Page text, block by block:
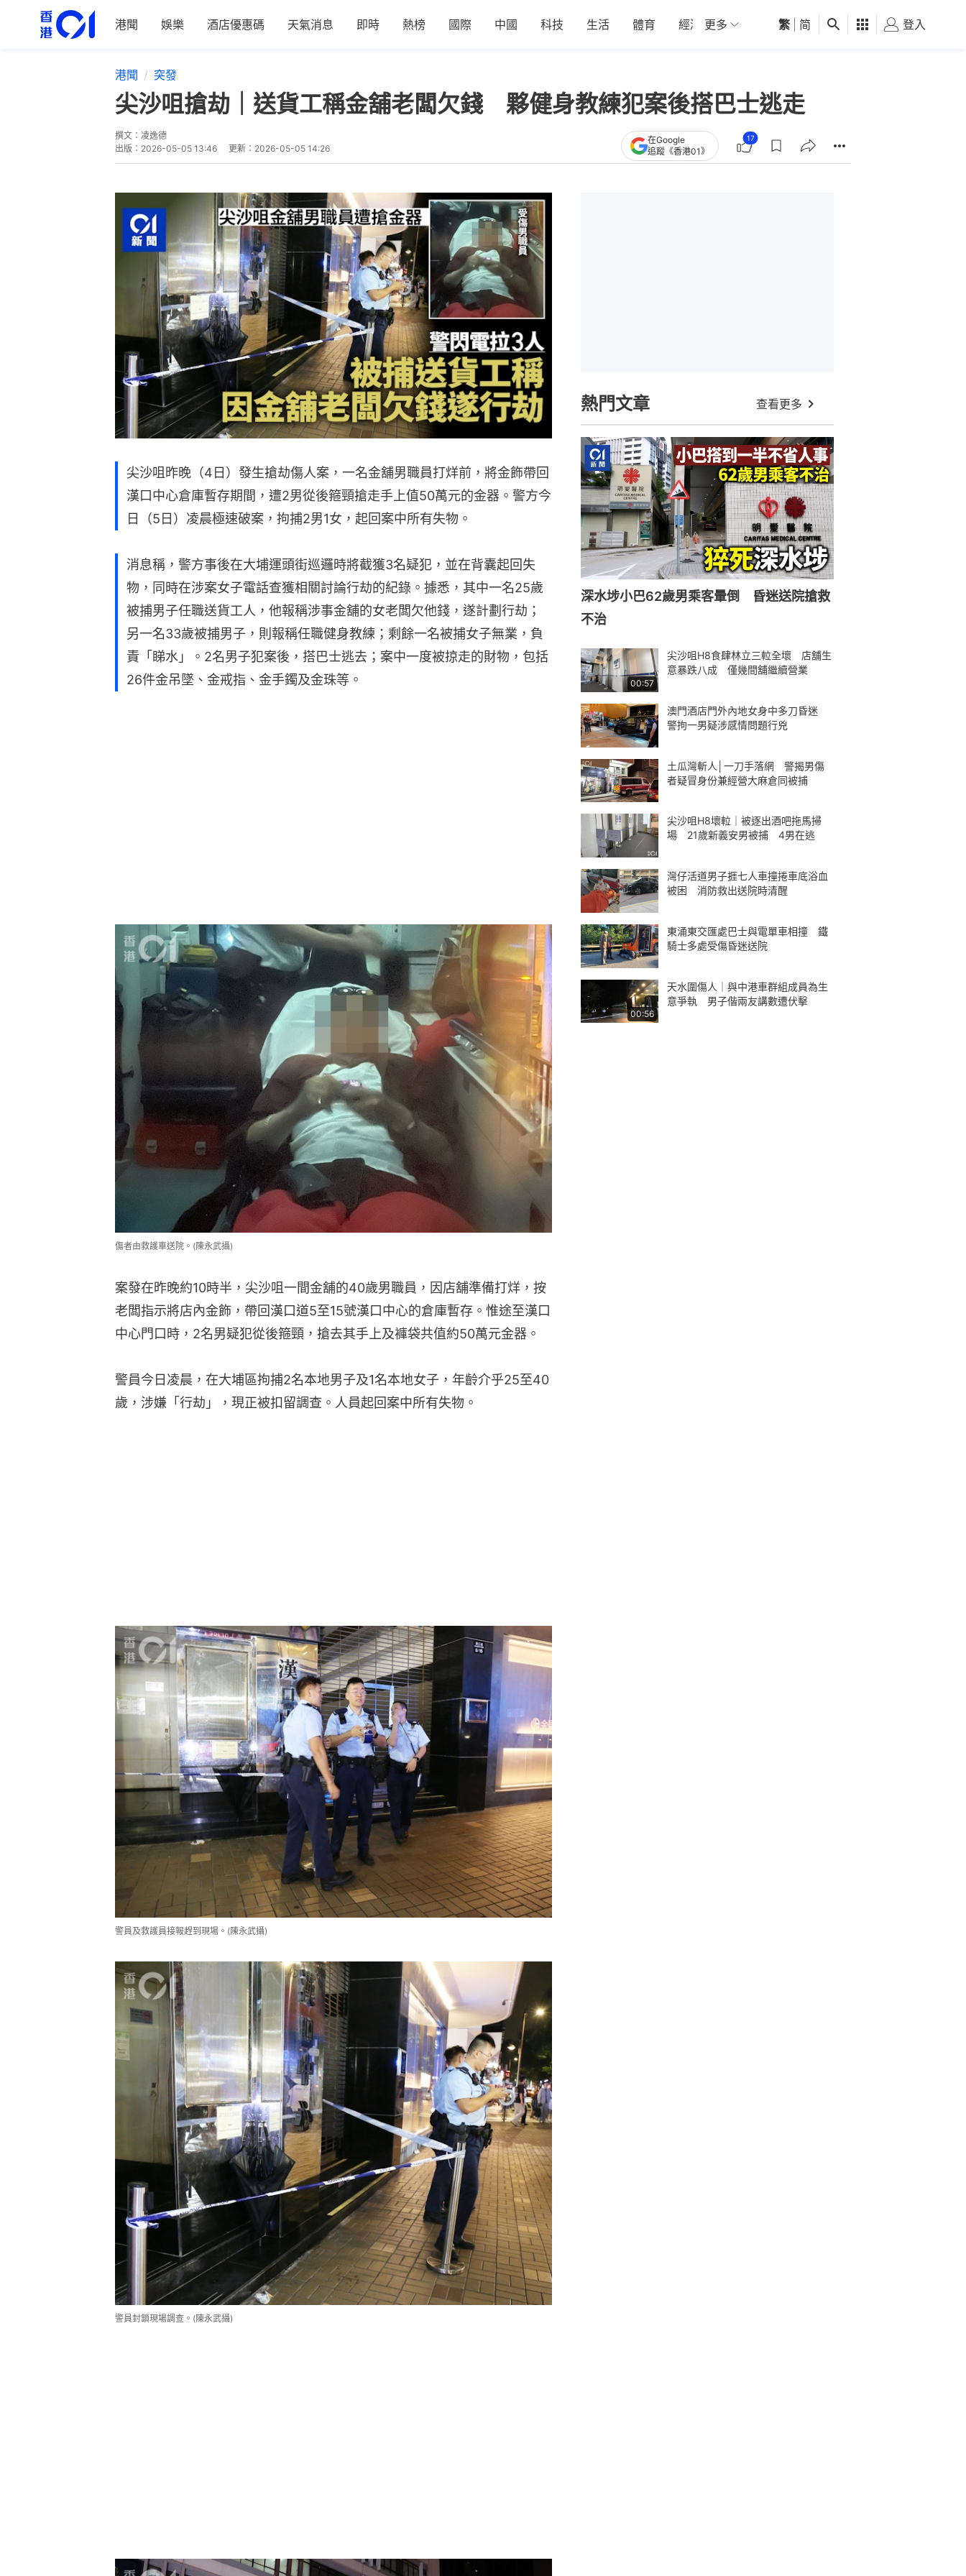
港聞 娛樂 酒店優惠碼 天氣消息 即時 熱榜 國際 中國 科技 生活 體育 經濟 01深圳 觀點 健康 好食玩飛
更多 繁 简 登入
港聞 突發
尖沙咀搶劫｜送貨工稱金舖老闆欠錢 夥健身教練犯案後搭巴士逃走
撰文： 凌逸德
出版： 2026-05-05 13:46 更新： 2026-05-05 14:26
在Google
追蹤《香港01》
17
尖沙咀昨晚（4日）發生搶劫傷人案，一名金舖男職員打烊前，將金飾帶回
漢口中心倉庫暫存期間，遭2男從後箍頸搶走手上值50萬元的金器。警方今
日（5日）凌晨極速破案，拘捕2男1女，起回案中所有失物。
消息稱，警方事後在大埔運頭街巡邏時將截獲3名疑犯，並在背囊起回失
物，同時在涉案女子電話查獲相關討論行劫的紀錄。據悉，其中一名25歲
被捕男子任職送貨工人，他報稱涉事金舖的女老闆欠他錢，遂計劃行劫；
另一名33歲被捕男子，則報稱任職健身教練；剩餘一名被捕女子無業，負
責「睇水」。2名男子犯案後，搭巴士逃去；案中一度被掠走的財物，包括
26件金吊墜、金戒指、金手鐲及金珠等。
傷者由救護車送院。(陳永武攝)
案發在昨晚約10時半，尖沙咀一間金舖的40歲男職員，因店舖準備打烊，按
老闆指示將店內金飾，帶回漢口道5至15號漢口中心的倉庫暫存。惟途至漢口
中心門口時，2名男疑犯從後箍頸，搶去其手上及褲袋共值約50萬元金器。
警員今日凌晨，在大埔區拘捕2名本地男子及1名本地女子，年齡介乎25至40
歲，涉嫌「行劫」，現正被扣留調查。人員起回案中所有失物。
警員及救護員接報趕到現場。(陳永武攝)
警員封鎖現場調查。(陳永武攝)
熱門文章 查看更多
深水埗小巴62歲男乘客暈倒 昏迷送院搶救
不治
00:57
尖沙咀H8食肆林立三𨋢全壞 店舖生
意暴跌八成 僅幾間舖繼續營業
澳門酒店門外內地女身中多刀昏迷
警拘一男疑涉感情問題行兇
土瓜灣斬人│一刀手落網 警揭男傷
者疑冒身份兼經營大麻倉同被捕
尖沙咀H8壞𨋢｜被逐出酒吧拖馬掃
場 21歲新義安男被捕 4男在逃
灣仔活道男子捱七人車撞捲車底浴血
被困 消防救出送院時清醒
東涌東交匯處巴士與電單車相撞 鐵
騎士多處受傷昏迷送院
00:56
天水圍傷人｜與中港車群組成員為生
意爭執 男子偕兩友講數遭伏擊